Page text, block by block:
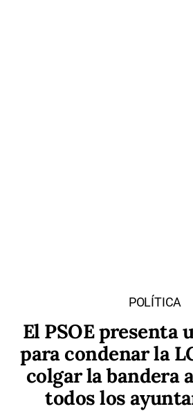
POLÍTICA
El PSOE presenta
para condenar la
colgar la bandera
todos los